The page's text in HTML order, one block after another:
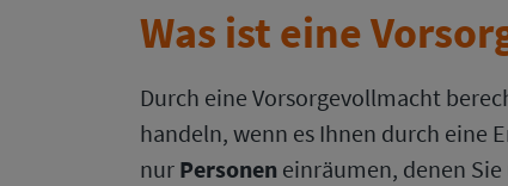
Was ist eine
Durch eine Vorsorgevollmacht
handeln, wenn es Ihnen durch eine
nur Personen einräumen, denen